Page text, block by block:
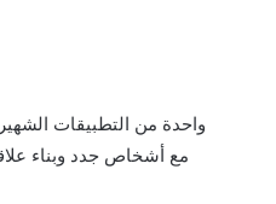
مع أشخاص جدد وبناء